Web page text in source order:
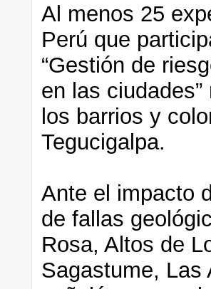
Al menos 25
Perú que
“Gestión de
en las
los barrios y
Tegucigalpa.
Ante el impacto
de fallas
Rosa, Altos de
Sagastume, Las